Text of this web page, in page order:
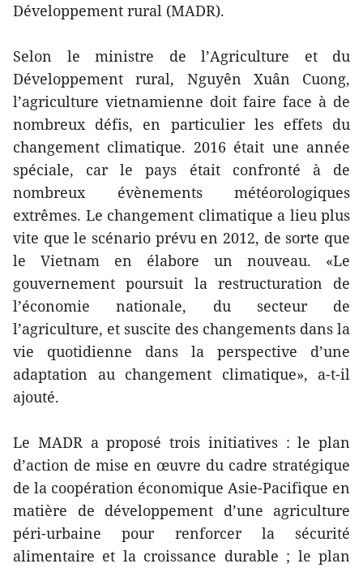
Développement rural (MADR).
Selon le ministre de l’Agriculture et du
Développement rural, Nguyên Xuân Cuong,
l’agriculture vietnamienne doit faire face à de
nombreux défis, en particulier les effets du
changement climatique. 2016 était une année
spéciale, car le pays était confronté à de
nombreux évènements météorologiques
extrêmes. Le changement climatique a lieu plus
vite que le scénario prévu en 2012, de sorte que
le Vietnam en élabore un nouveau. «Le
gouvernement poursuit la restructuration de
l’économie nationale, du secteur de
l’agriculture, et suscite des changements dans la
vie quotidienne dans la perspective d’une
adaptation au changement climatique», a-t-il
ajouté.
Le MADR a proposé trois initiatives : le plan
d’action de mise en œuvre du cadre stratégique
de la coopération économique Asie-Pacifique en
matière de développement d’une agriculture
péri-urbaine pour renforcer la sécurité
alimentaire et la croissance durable ; le plan